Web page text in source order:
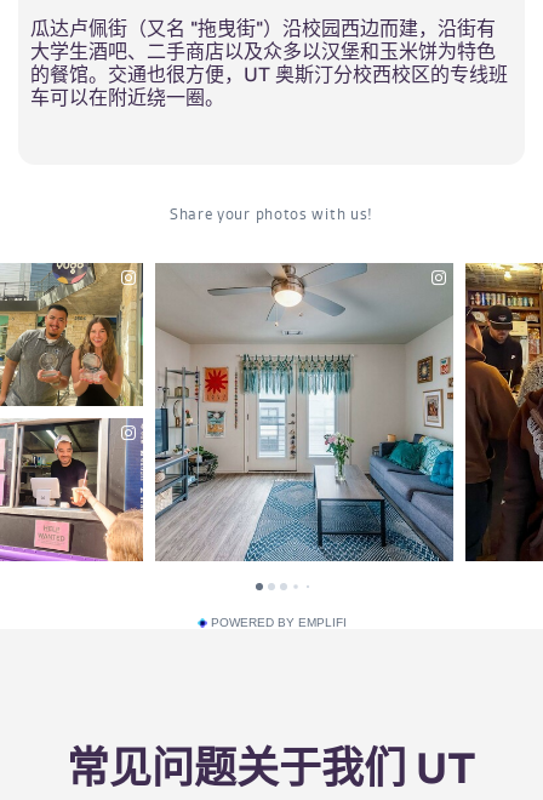
瓜达卢佩街（又名 "拖曳街"）沿校园西边而建，沿街有
大学生酒吧、二手商店以及众多以汉堡和玉米饼为特色
的餐馆。交通也很方便，UT 奥斯汀分校西校区的专线班
车可以在附近绕一圈。
POWERED BY EMPLIFI
常见问题关于我们 UT